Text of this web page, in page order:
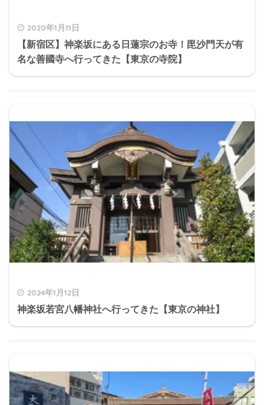
2020年1月11日
【新宿区】神楽坂にある日蓮宗のお寺！毘沙門天が有
名な善國寺へ行ってきた【東京の寺院】
2024年1月12日
神楽坂若宮八幡神社へ行ってきた【東京の神社】